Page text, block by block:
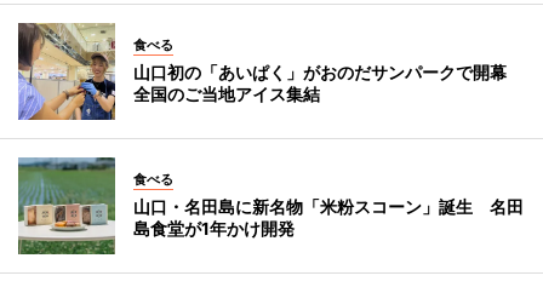
食べる
山口初の「あいぱく」がおのだサンパークで開幕
全国のご当地アイス集結
食べる
山口・名田島に新名物「米粉スコーン」誕生 名田
島食堂が1年かけ開発